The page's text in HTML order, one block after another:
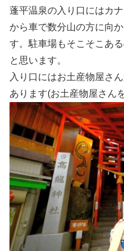
蓬平温泉の入り口にはカ
から車で数分山の方に向
す。駐車場もそこそこあ
と思います。
入り口にはお土産物屋さ
あります(お土産物屋さん